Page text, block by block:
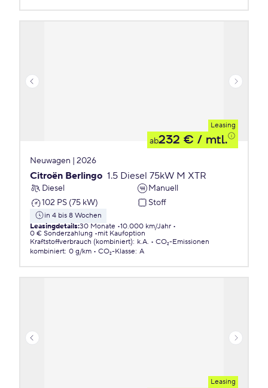
Leasing
ab232 € / mtl.
Neuwagen | 2026
Citroën Berlingo 1.5 Diesel 75kW M XTR
Diesel
Manuell
102 PS (75 kW)
Stoff
in 4 bis 8 Wochen
Leasingdetails:30 Monate 10.000 km/Jahr
0 € Sonderzahlung
mit Kaufoption
Kraftstoffverbrauch (kombiniert): k.A.
CO₂-Emissionen
kombiniert: 0 g/km CO₂-Klasse: A
Leasing